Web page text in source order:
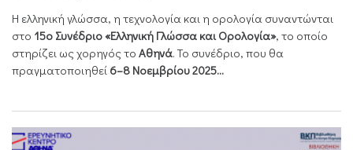
Η ελληνική γλώσσα, η τεχνολογία και η ορολογία συναντώνται
στο 15ο Συνέδριο «Ελληνική Γλώσσα και Ορολογία», το οποίο
στηρίζει ως χορηγός το Αθηνά. Το συνέδριο, που θα
πραγματοποιηθεί 6–8 Νοεμβρίου 2025...